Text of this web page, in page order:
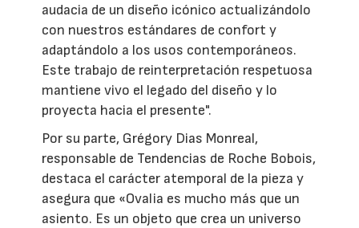
audacia de un diseño icónico actualizándolo
con nuestros estándares de confort y
adaptándolo a los usos contemporáneos.
Este trabajo de reinterpretación respetuosa
mantiene vivo el legado del diseño y lo
proyecta hacia el presente".
Por su parte, Grégory Dias Monreal,
responsable de Tendencias de Roche Bobois,
destaca el carácter atemporal de la pieza y
asegura que «Ovalia es mucho más que un
asiento. Es un objeto que crea un universo